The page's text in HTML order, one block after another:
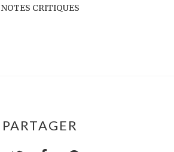
NOTES CRITIQUES
PARTAGER